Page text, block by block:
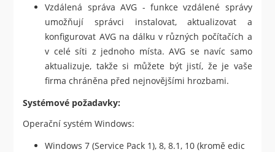
Vzdálená správa AVG - funkce vzdálené správy
umožňují správci instalovat, aktualizovat a
konfigurovat AVG na dálku v různých počítačích a
v celé síti z jednoho místa. AVG se navíc samo
aktualizuje, takže si můžete být jistí, že je vaše
firma chráněna před nejnovějšími hrozbami.
Systémové požadavky:
Operační systém Windows:
Windows 7 (Service Pack 1), 8, 8.1, 10 (kromě edic